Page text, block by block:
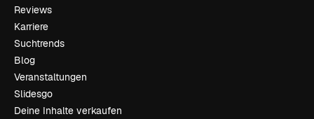
Reviews
Karriere
Suchtrends
Blog
Veranstaltungen
Slidesgo
Deine Inhalte verkaufen